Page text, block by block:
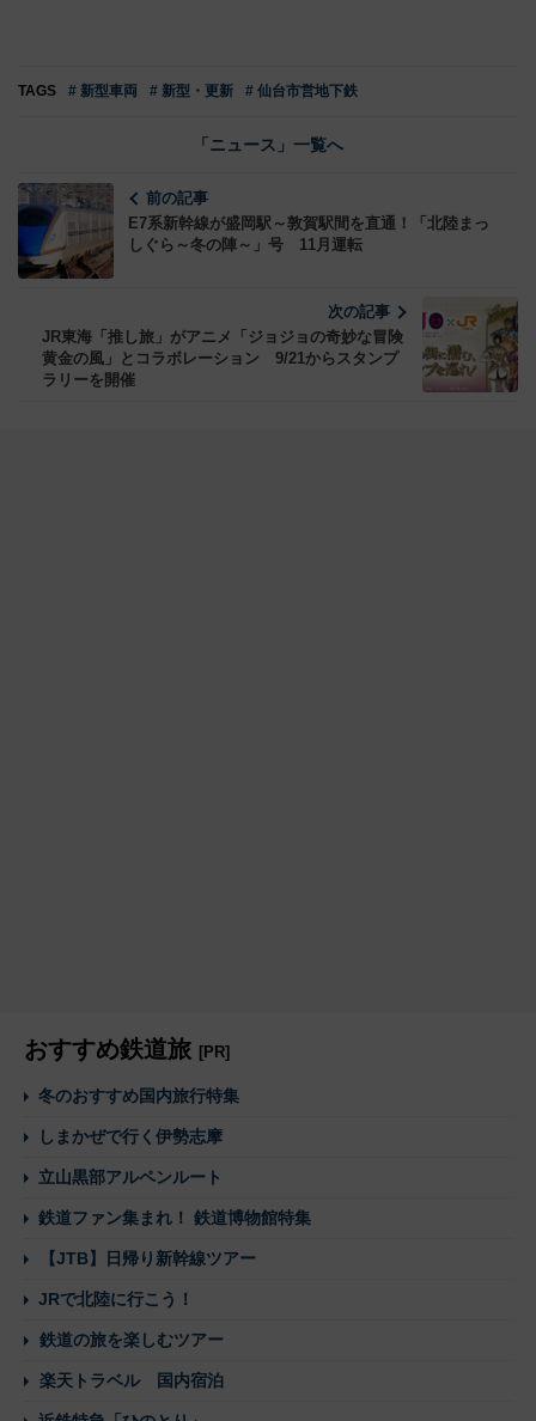
TAGS # 新型車両 # 新型・更新 # 仙台市営地下鉄
「ニュース」一覧へ
前の記事
E7系新幹線が盛岡駅～敦賀駅間を直通！「北陸まっ
しぐら～冬の陣～」号 11月運転
次の記事
JR東海「推し旅」がアニメ「ジョジョの奇妙な冒険
黄金の風」とコラボレーション 9/21からスタンプ
ラリーを開催
おすすめ鉄道旅 [PR]
冬のおすすめ国内旅行特集
しまかぜで行く伊勢志摩
立山黒部アルペンルート
鉄道ファン集まれ！ 鉄道博物館特集
【JTB】日帰り新幹線ツアー
JRで北陸に行こう！
鉄道の旅を楽しむツアー
楽天トラベル 国内宿泊